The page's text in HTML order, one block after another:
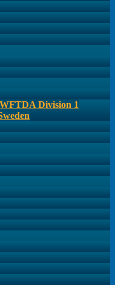
Division 1